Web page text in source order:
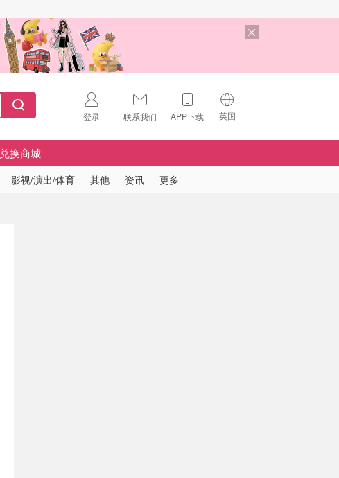
登录 联系我们 APP下载 英国
🇺🇸
🇨🇳
中国
兑换商城
影视/演出/体育 其他 资讯 更多